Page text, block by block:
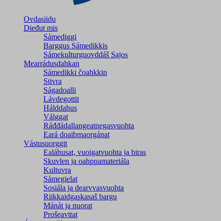
Ovdasiidu
Dieđut mis
Sámediggi
Barggus Sámedikkis
Sámekulturguovddáš Sajos
Mearrádusdahkan
Sámedikki čoahkkin
Stivra
Ságadoalli
Lávdegottit
Hálddahus
Válggat
Ráđđádallangeatnegas­vuohta
Eará doaibmaorgánat
Vástusuorggit
Ealáhusat, vuoigatvuohta ja biras
Skuvlen ja oahppamateriála
Kultuvra
Sámegielat
Sosiála ja dearvvasvuohta
Riikkaidgaskasaš bargu
Mánát ja nuorat
Prošeavttat